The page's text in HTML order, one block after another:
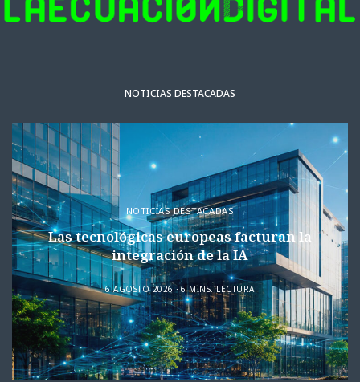
NOTICIAS DESTACADAS
NOTICIAS DESTACADAS
Las tecnológicas europeas facturan la
integración de la IA
6 AGOSTO 2026 6 MINS. LECTURA